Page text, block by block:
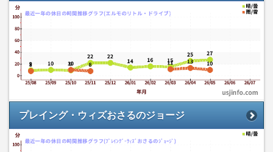
プレイング・ウィズおさるのジョージ